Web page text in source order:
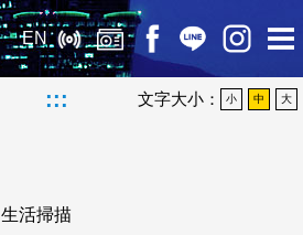
EN
::: 文字大小： 小 中 大
生活掃描